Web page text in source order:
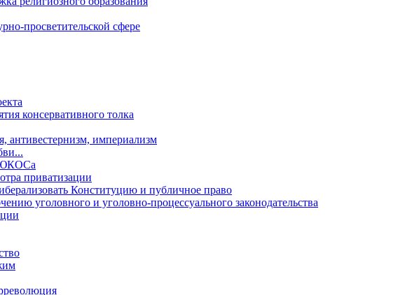
просветительской сфере
консервативного толка
антивестернизм, империализм
ЮКОСа
приватизации
Конституцию и публичное право
уголовного и уголовно-процессуального законодательства